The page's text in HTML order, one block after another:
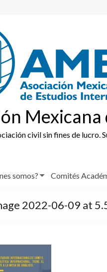
civil sin fines de
somos? Comités
2022-06-09 at